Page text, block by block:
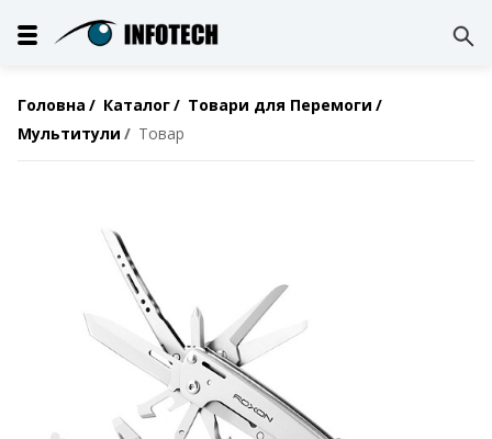
Головна Каталог
Товари для Перемоги
Мультитули
Товар